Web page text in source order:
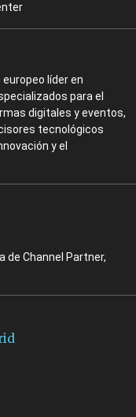
europeo líder en
para el
digitales y eventos,
tecnológicos
y el
de Channel Partner,